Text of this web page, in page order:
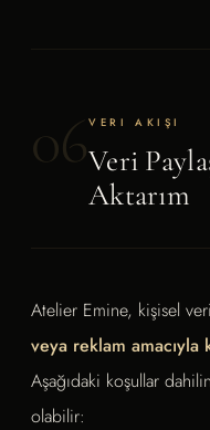
06VERI AKIŞI
Veri
Aktarım
Atelier Emine, kişisel
veya reklam amacıyla
Aşağıdaki koşullar
olabilir: